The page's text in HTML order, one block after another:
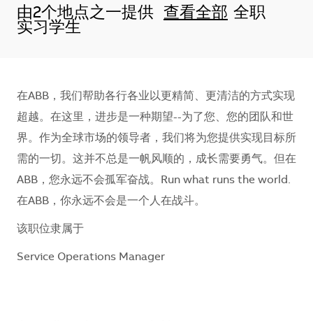
由2个地点之一提供 查看全部 全职
实习学生
在ABB，我们帮助各行各业以更精简、更清洁的方式实现
超越。在这里，进步是一种期望--为了您、您的团队和世
界。作为全球市场的领导者，我们将为您提供实现目标所
需的一切。这并不总是一帆风顺的，成长需要勇气。但在
ABB，您永远不会孤军奋战。Run what runs the world.
在ABB，你永远不会是一个人在战斗。
该职位隶属于
Service Operations Manager